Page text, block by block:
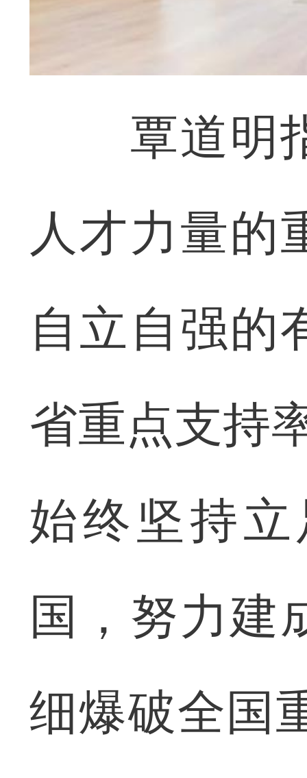
覃道明指
人才力量的
自立自强的
省重点支持
始终坚持
国，努力建
细爆破全国